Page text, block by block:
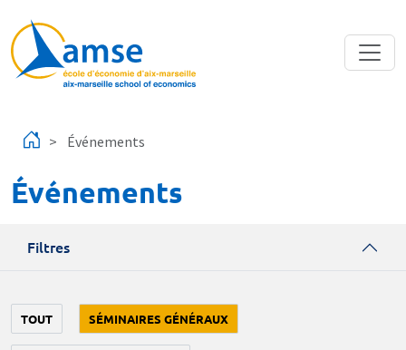
Événements
Événements
Filtres
TOUT SÉMINAIRES GÉNÉRAUX